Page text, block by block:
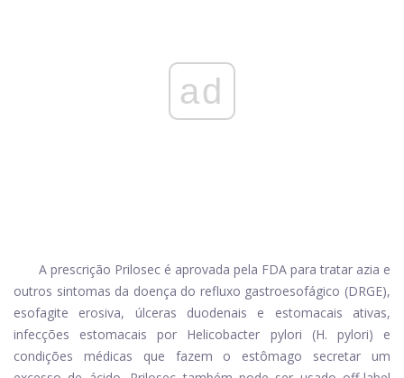
ad
A prescrição Prilosec é aprovada pela FDA para tratar azia e
outros sintomas da doença do refluxo gastroesofágico (DRGE),
esofagite erosiva, úlceras duodenais e estomacais ativas,
infecções estomacais por Helicobacter pylori (H. pylori) e
condições médicas que fazem o estômago secretar um